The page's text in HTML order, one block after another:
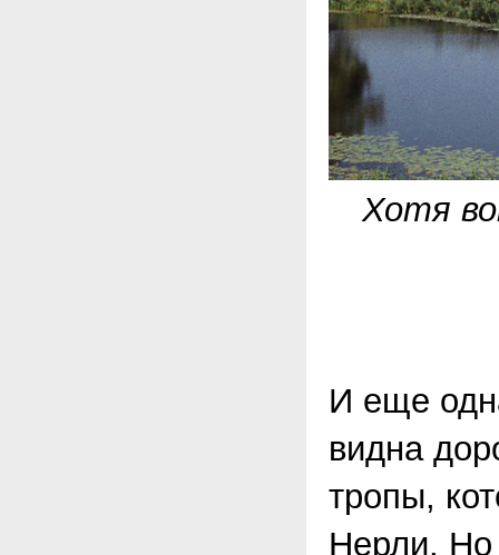
Хотя
И еще
видна
тропы,
Нерли. Но